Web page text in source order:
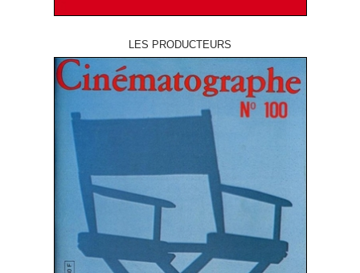
LES PRODUCTEURS